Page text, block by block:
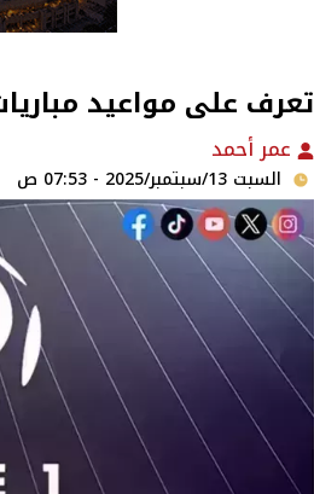
تعرف على مواعيد
عمر أحمد
السبت 13/سبتمبر/2025 - 07:53 ص